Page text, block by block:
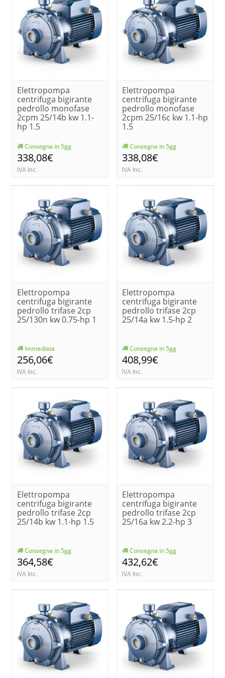
Elettropompa
centrifuga bigirante
pedrollo monofase
2cpm 25/14b kw 1.1-
hp 1.5
Consegna in 5gg
338,08€
IVA Inc.
Elettropompa
centrifuga bigirante
pedrollo monofase
2cpm 25/16c kw 1.1-hp
1.5
Consegna in 5gg
338,08€
IVA Inc.
Elettropompa
centrifuga bigirante
pedrollo trifase 2cp
25/130n kw 0.75-hp 1
Immediata
256,06€
IVA Inc.
Elettropompa
centrifuga bigirante
pedrollo trifase 2cp
25/14a kw 1.5-hp 2
Consegna in 5gg
408,99€
IVA Inc.
Elettropompa
centrifuga bigirante
pedrollo trifase 2cp
25/14b kw 1.1-hp 1.5
Consegna in 5gg
364,58€
IVA Inc.
Elettropompa
centrifuga bigirante
pedrollo trifase 2cp
25/16a kw 2.2-hp 3
Consegna in 5gg
432,62€
IVA Inc.